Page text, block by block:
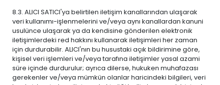
8.3. ALICI SATICI'ya belirtilen iletişim kanallarından ulaşarak
veri kullanımı-işlenmelerini ve/veya aynı kanallardan kanuni
usulünce ulaşarak ya da kendisine gönderilen elektronik
iletişimlerdeki red hakkını kullanarak iletişimleri her zaman
için durdurabilir. ALICI'nın bu husustaki açık bildirimine göre,
kişisel veri işlemleri ve/veya tarafına iletişimler yasal azami
süre içinde durdurulur; ayrıca dilerse, hukuken muhafazası
gerekenler ve/veya mümkün olanlar haricindeki bilgileri, veri